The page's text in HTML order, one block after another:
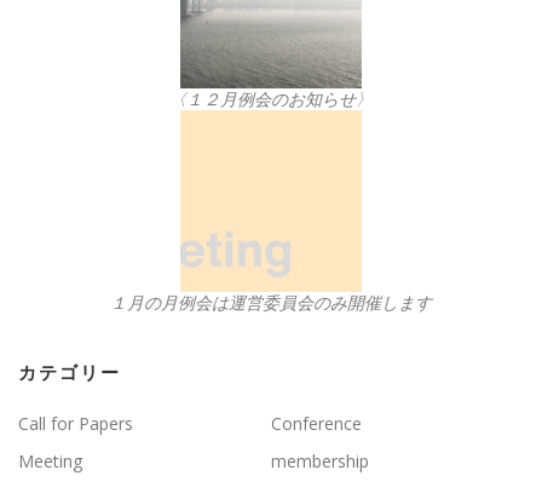
〈１２月例会のお知らせ〉
１月の月例会は運営委員会のみ開催します
カテゴリー
Call for Papers
Conference
Meeting
membership